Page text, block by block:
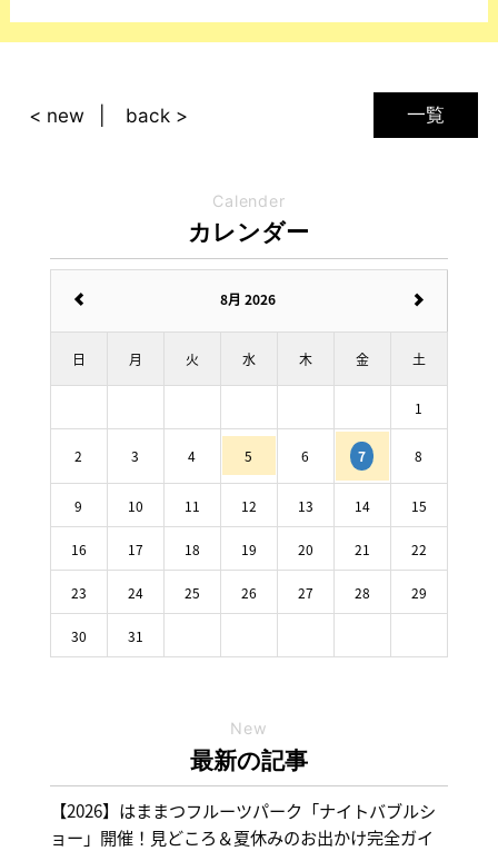
一覧
< new back >
Calender
カレンダー
8月 2026
日 月 火 水 木 金 土
1
2 3 4 5 6 7 8
9 10 11 12 13 14 15
16 17 18 19 20 21 22
23 24 25 26 27 28 29
30 31
New
最新の記事
【2026】はままつフルーツパーク「ナイトバブルシ
ョー」開催！見どころ＆夏休みのお出かけ完全ガイ